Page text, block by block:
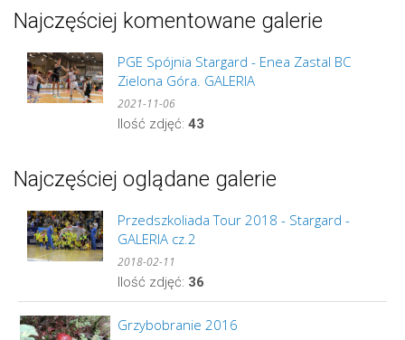
Najczęściej komentowane galerie
PGE Spójnia Stargard - Enea Zastal BC
Zielona Góra. GALERIA
2021-11-06
Ilość zdjęć: 43
Najczęściej oglądane galerie
Przedszkoliada Tour 2018 - Stargard -
GALERIA cz.2
2018-02-11
Ilość zdjęć: 36
Grzybobranie 2016